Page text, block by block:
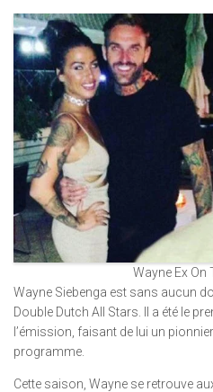
Wayne Ex On
Wayne Siebenga est sans aucun
Double Dutch All Stars. Il a été le
l’émission, faisant de lui un
programme.
Cette saison, Wayne se retrouve